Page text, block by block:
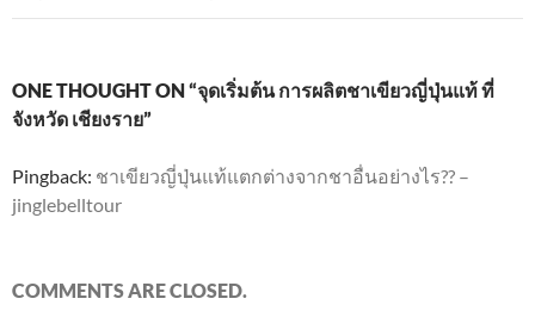
ONE THOUGHT ON “จุดเริ่มต้น การผลิตชาเขียวญี่ปุ่นแท้ ที่
จังหวัด เชียงราย”
Pingback: ชาเขียวญี่ปุ่นแท้แตกต่างจากชาอื่นอย่างไร?? –
jinglebelltour
COMMENTS ARE CLOSED.